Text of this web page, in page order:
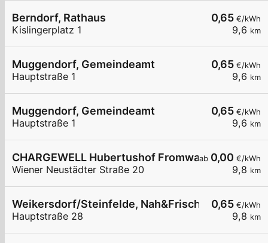
0,65 €/kWh
9,6 km
Berndorf, Rathaus
Kislingerplatz 1
0,65 €/kWh
9,6 km
Muggendorf, Gemeindeamt
Hauptstraße 1
0,65 €/kWh
9,6 km
Muggendorf, Gemeindeamt
Hauptstraße 1
ab 0,00 €/kWh
9,8 km
CHARGEWELL Hubertushof Fromwald
Wiener Neustädter Straße 20
0,65 €/kWh
9,8 km
Weikersdorf/Steinfelde, Nah&Frisch
Hauptstraße 28